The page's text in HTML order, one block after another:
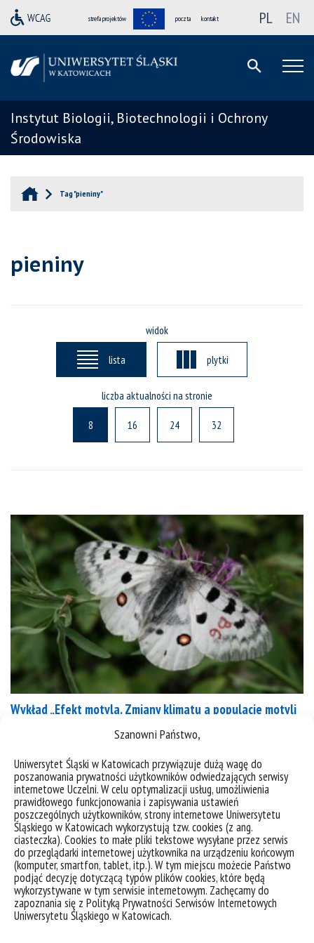
Szanowni Państwo,
Uniwersytet Śląski w Katowicach przywiązuje dużą wagę do
poszanowania prywatności użytkowników odwiedzających serwisy
internetowe Uczelni. W celu optymalizacji usług, umożliwienia
prawidłowego funkcjonowania i zapisywania ustawień
poszczególnych użytkowników, strony internetowe Uniwersytetu
Śląskiego w Katowicach wykorzystują tzw. cookies (z ang.
ciasteczka). Cookies to małe pliki tekstowe wysyłane przez serwis
do przeglądarki internetowej użytkownika na urządzeniu końcowym
(komputer, smartfon, tablet, itp.). W tym miejscu możecie Państwo
podjąć decyzję dotyczącą typów plików cookies, które będą
wykorzystywane w tym serwisie internetowym. Zachęcamy do
zapoznania się z Polityką Prywatności Serwisów Internetowych
Uniwersytetu Śląskiego w Katowicach.
strefa projektów poczta kontakt PL EN
Instytut Biologii, Biotechnologii i Ochrony
Środowiska
Tag "pieniny"
pieniny
widok
lista plytki
liczba aktualności na stronie
8 16 24 32
Wykład „Efekt motyla. Zmiany klimatu a populacje motyli
z rodzaju niepylak (30 lat naukowej przygody)”
kategorie:aktualności spotkania, wykłady
wydarzenia
tagi :gatunki zagrożone motyle niepylak niepylak apollo
pieniński park narodowy
pieniny